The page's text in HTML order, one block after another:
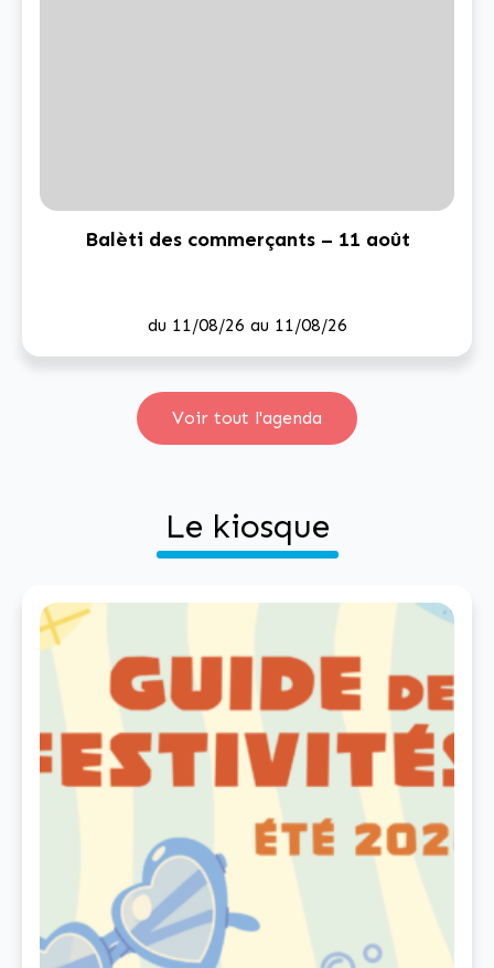
Balèti des commerçants – 11 août
du 11/08/26 au 11/08/26
Voir tout l'agenda
Le kiosque